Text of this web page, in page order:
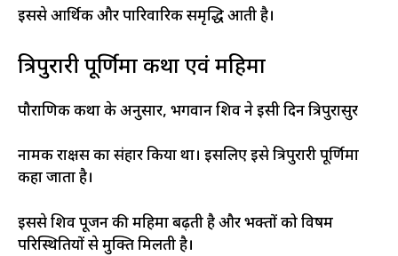
इससे आर्थिक और पारिवारिक समृद्धि आती है।​
त्रिपुरारी पूर्णिमा कथा एवं महिमा
पौराणिक कथा के अनुसार, भगवान शिव ने इसी दिन त्रिपुरासुर
नामक राक्षस का संहार किया था। इसलिए इसे त्रिपुरारी पूर्णिमा
कहा जाता है।
इससे शिव पूजन की महिमा बढ़ती है और भक्तों को विषम
परिस्थितियों से मुक्ति मिलती है।​